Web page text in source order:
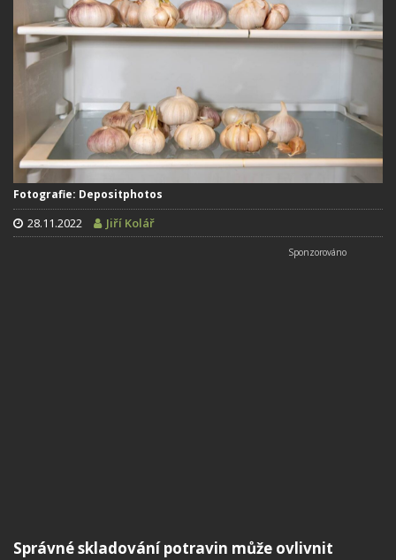
Fotografie: Depositphotos
28.11.2022 Jiří Kolář
Správné skladování potravin může ovlivnit